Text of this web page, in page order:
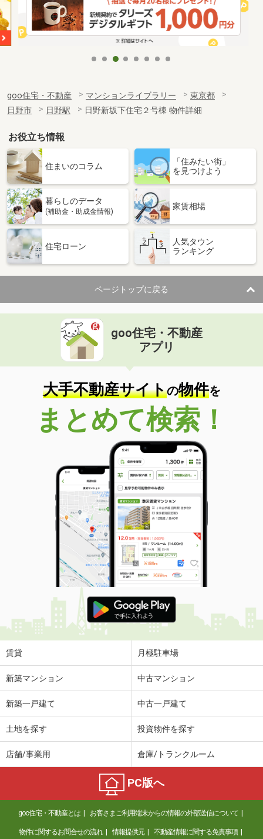
goo住宅・不動産 マンションライブラリー
東京都
日野市
日野駅 日野新坂下住宅２号棟 物件詳細
お役立ち情報
住まいのコラム
「住みたい街」
を見つけよう
暮らしのデータ
(補助金・助成金情報)
家賃相場
住宅ローン
人気タウン
ランキング
ページトップに戻る
goo住宅・不動産
アプリ
大手不動産サイトの物件を
まとめて検索！
賃貸 月極駐車場
新築マンション 中古マンション
新築一戸建て 中古一戸建て
土地を探す 投資物件を探す
店舗/事業用 倉庫/トランクルーム
PC版へ
goo住宅・不動産とは お客さまご利用端末からの情報の外部送信について
物件に関するお問合せの流れ 情報提供元 不動産情報に関する免責事項